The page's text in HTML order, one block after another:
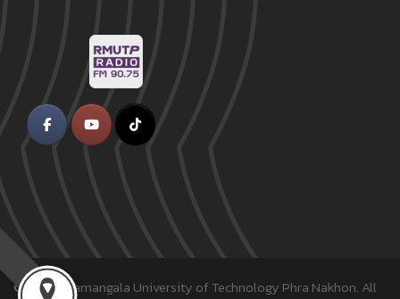
© 2018 Rajamangala University of Technology Phra Nakhon. All